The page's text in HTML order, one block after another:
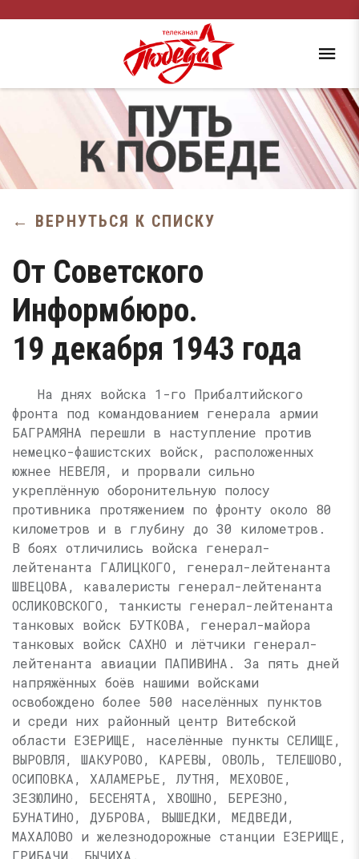
← ВЕРНУТЬСЯ К СПИСКУ
От Советского
Информбюро.
19 декабря 1943 года
На днях войска 1-го Прибалтийского
фронта под командованием генерала армии
БАГРАМЯНА перешли в наступление против
немецко-фашистских войск, расположенных
южнее НЕВЕЛЯ, и прорвали сильно
укреплённую оборонительную полосу
противника протяжением по фронту около 80
километров и в глубину до 30 километров.
В боях отличились войска генерал-
лейтенанта ГАЛИЦКОГО, генерал-лейтенанта
ШВЕЦОВА, кавалеристы генерал-лейтенанта
ОСЛИКОВСКОГО, танкисты генерал-лейтенанта
танковых войск БУТКОВА, генерал-майора
танковых войск САХНО и лётчики генерал-
лейтенанта авиации ПАПИВИНА. За пять дней
напряжённых боёв нашими войсками
освобождено более 500 населённых пунктов
и среди них районный центр Витебской
области ЕЗЕРИЩЕ, населённые пункты СЕЛИЩЕ,
ВЫРОВЛЯ, ШАКУРОВО, КАРЕВЫ, ОВОЛЬ, ТЕЛЕШОВО,
ОСИПОВКА, ХАЛАМЕРЬЕ, ЛУТНЯ, МЕХОВОЕ,
ЗЕЗЮЛИНО, БЕСЕНЯТА, ХВОШНО, БЕРЕЗНО,
БУНАТИНО, ДУБРОВА, ВЫШЕДКИ, МЕДВЕДИ,
МАХАЛОВО и железнодорожные станции ЕЗЕРИЩЕ,
ГРИБАЧИ, БЫЧИХА.